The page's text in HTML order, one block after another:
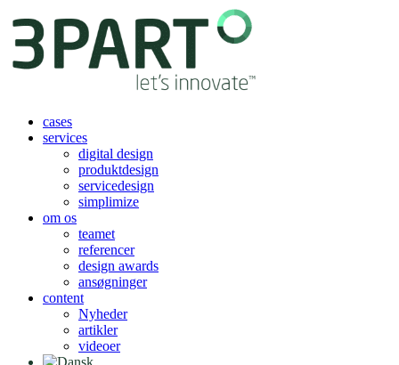
til
indhold
cases
services
digital design
produktdesign
servicedesign
simplimize
om os
teamet
referencer
design awards
ansøgninger
content
Nyheder
artikler
videoer